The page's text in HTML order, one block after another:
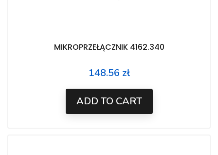
MIKROPRZEŁĄCZNIK 4162.340
Price
148.56 zł
ADD TO CART